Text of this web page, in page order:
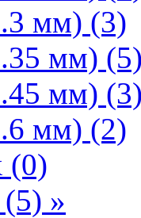
мм) (3)
мм)
мм)
мм) (2)
(0)
»